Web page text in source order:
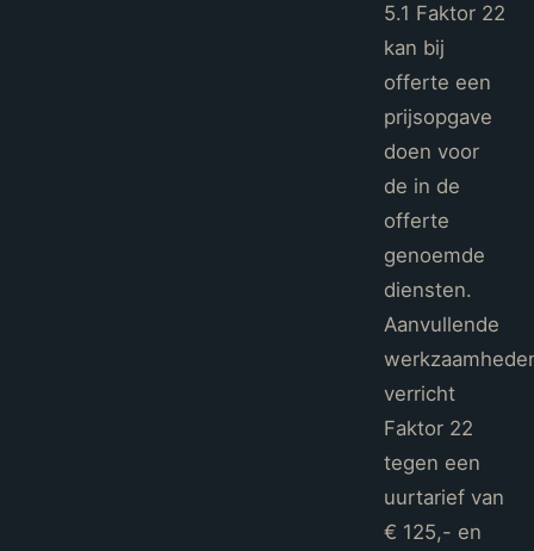
5.1 Faktor 22
kan bij
offerte een
prijsopgave
doen voor
de in de
offerte
genoemde
diensten.
Aanvullende
verricht
Faktor 22
tegen een
uurtarief van
€ 125,- en